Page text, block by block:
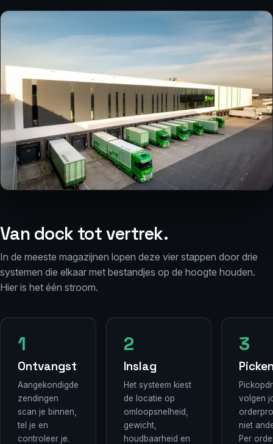
Van dock tot vertrek.
In de meeste magazijnen lopen deze vier stappen door drie
systemen die elkaar met bestandjes op de hoogte houden.
Hier is het één stroom.
Ontvangst
Aangekondigde
zendingen
scan je binnen,
tel je en
controleer je.
Inslag
Het systeem kiest
de locatie op
omloopsnelheid,
gewicht,
houdbaarheid en
volgen
niet
Per